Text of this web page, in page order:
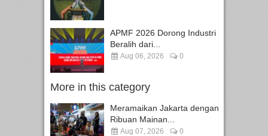
APMF 2026 Dorong Industri
Beralih dari...
Aug 06, 2026 0
More in this category
Meramaikan Jakarta dengan
Ribuan Mainan...
Aug 07, 2026 0